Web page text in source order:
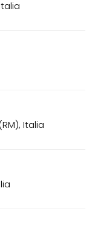
Italia